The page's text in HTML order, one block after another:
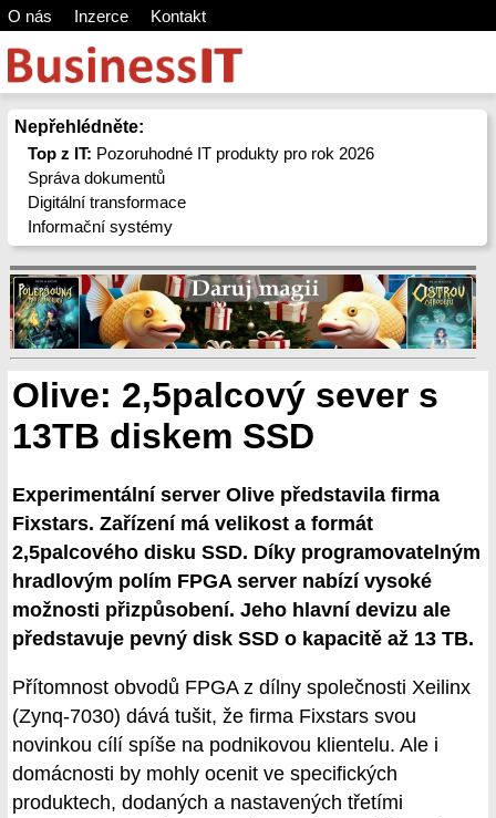
O nás Inzerce Kontakt
Nepřehlédněte:
Top z IT: Pozoruhodné IT produkty pro rok 2026
Správa dokumentů
Digitální transformace
Informační systémy
Olive: 2,5palcový sever s
13TB diskem SSD
Experimentální server Olive představila firma
Fixstars. Zařízení má velikost a formát
2,5palcového disku SSD. Díky programovatelným
hradlovým polím FPGA server nabízí vysoké
možnosti přizpůsobení. Jeho hlavní devizu ale
představuje pevný disk SSD o kapacitě až 13 TB.
Přítomnost obvodů FPGA z dílny společnosti Xeilinx
(Zynq-7030) dává tušit, že firma Fixstars svou
novinkou cílí spíše na podnikovou klientelu. Ale i
domácnosti by mohly ocenit ve specifických
produktech, dodaných a nastavených třetími